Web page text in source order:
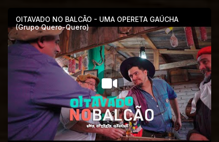
OITAVADO NO BALCÃO - UMA OPERETA GAÚCHA
(Grupo Quero-Quero)